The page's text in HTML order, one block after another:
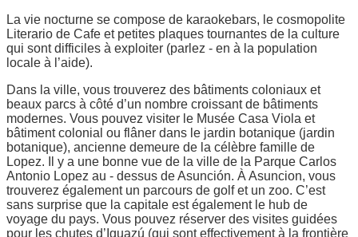
La vie nocturne se compose de karaokebars, le cosmopolite
Literario de Cafe et petites plaques tournantes de la culture
qui sont difficiles à exploiter (parlez - en à la population
locale à l’aide).
Dans la ville, vous trouverez des bâtiments coloniaux et
beaux parcs à côté d’un nombre croissant de bâtiments
modernes. Vous pouvez visiter le Musée Casa Viola et
bâtiment colonial ou flâner dans le jardin botanique (jardin
botanique), ancienne demeure de la célèbre famille de
Lopez. Il y a une bonne vue de la ville de la Parque Carlos
Antonio Lopez au - dessus de Asunción. À Asuncion, vous
trouverez également un parcours de golf et un zoo. C’est
sans surprise que la capitale est également le hub de
voyage du pays. Vous pouvez réserver des visites guidées
pour les chutes d’Iguazú (qui sont effectivement à la frontière